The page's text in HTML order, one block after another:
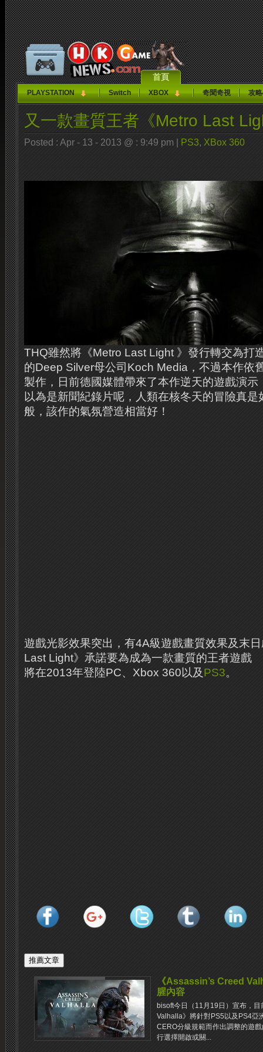
首頁
PLAYSTATION Switch XBOX 奇聞奇視 攻
又一款畫質王者《Metro Last
Posted : Apr - 13 - 2013 @ : 9:49 pm | PS3, XBox 360
THQ雖然將《Metro Last Light 》發行轉交為打
的Deep Silver母公司Koch Media，不過本作依
製作，日前德國媒體帶來了本作逆天的遊戲演示
以為是新聞紀錄片呢，人類在核冬天的冒險真是
般，該作的氣氛營造相當好！
遊戲光影效果突出，有4A級遊戲畫質效果及末
Last Light》承諾要為成為一款畫質的王者遊戲
將在2013年登陸PC、Xbox 360以及PS3。
《Assassin’s Creed
腥內容
bisoft今日（11月19日）宣布，
Valhalla》將針對PS5以及PS4亞
CERO分級規範而作出調整的遊
行選擇開啟或關...